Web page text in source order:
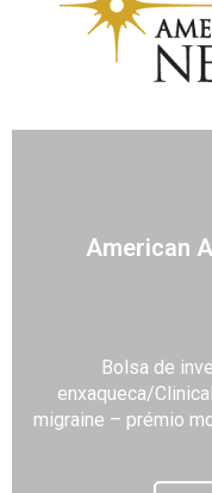
American
Bolsa de
enxaqueca/
migraine – prémio